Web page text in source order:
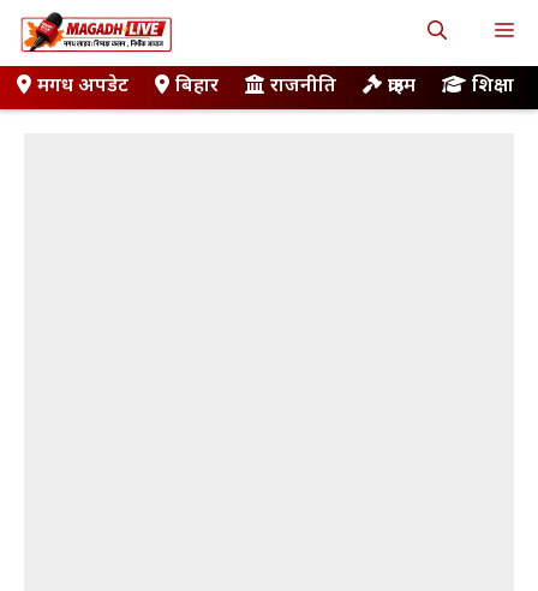
Skip
to
contentमगध अपडेट बिहार राजनीति क्राइम शिक्षा